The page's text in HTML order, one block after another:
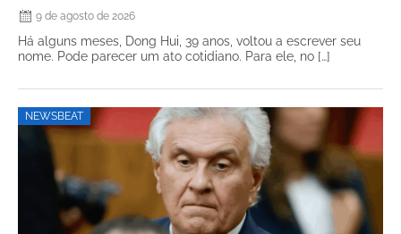
9 de agosto de 2026
Há alguns meses, Dong Hui, 39 anos, voltou a escrever seu
nome. Pode parecer um ato cotidiano. Para ele, no […]
NEWSBEAT